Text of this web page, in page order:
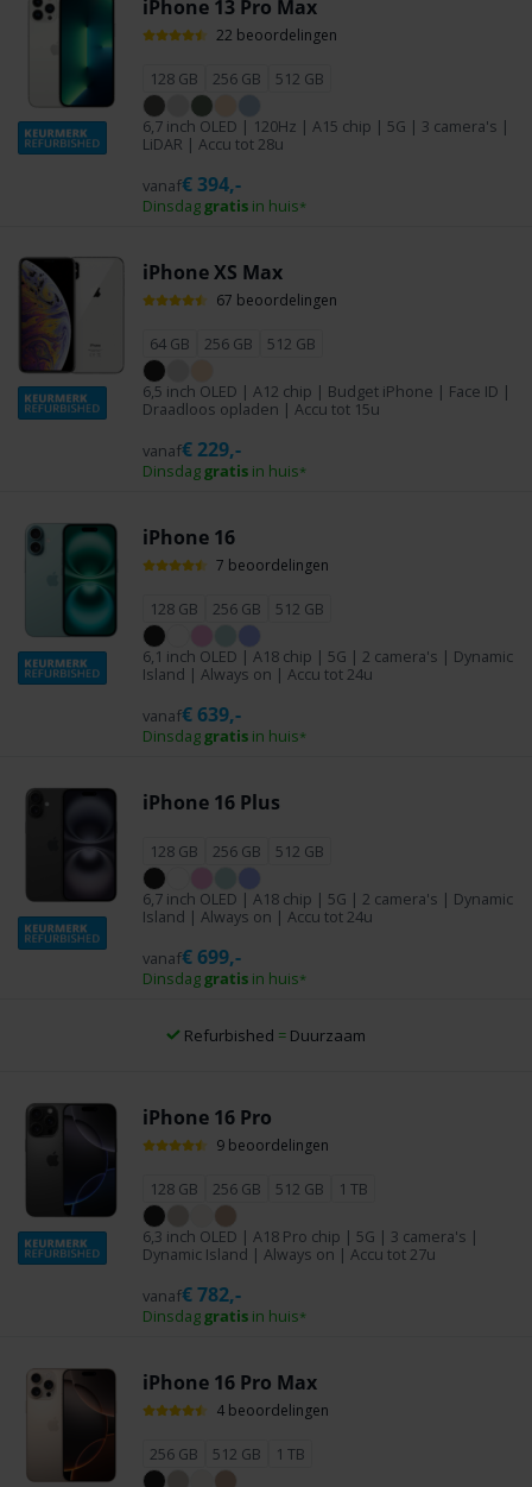
iPhone 13 Pro Max
22 beoordelingen
128 GB 256 GB 512 GB
6,7 inch OLED | 120Hz | A15 chip | 5G | 3 camera's |
LiDAR | Accu tot 28u
Dinsdaggratis in huis*
vanaf€394,-
iPhone XS Max
67 beoordelingen
64 GB 256 GB 512 GB
6,5 inch OLED | A12 chip | Budget iPhone | Face ID |
Draadloos opladen | Accu tot 15u
Dinsdaggratis in huis*
vanaf€ 229,-
iPhone 16
7 beoordelingen
128 GB 256 GB 512 GB
6,1 inch OLED | A18 chip | 5G | 2 camera's | Dynamic
Island | Always on | Accu tot 24u
Dinsdaggratis in huis*
vanaf€639,-
iPhone 16 Plus
128 GB 256 GB 512 GB
6,7 inch OLED | A18 chip | 5G | 2 camera's | Dynamic
Island | Always on | Accu tot 24u
Dinsdaggratis in huis*
vanaf€699,-
iPhone 16 Pro
9 beoordelingen
128 GB 256 GB 512 GB 1 TB
6,3 inch OLED | A18 Pro chip | 5G | 3 camera's |
Dynamic Island | Always on | Accu tot 27u
Dinsdaggratis in huis*
vanaf€782,-
Altijd een simlockvrij toestel
iPhone 16 Pro Max
4 beoordelingen
256 GB 512 GB 1 TB